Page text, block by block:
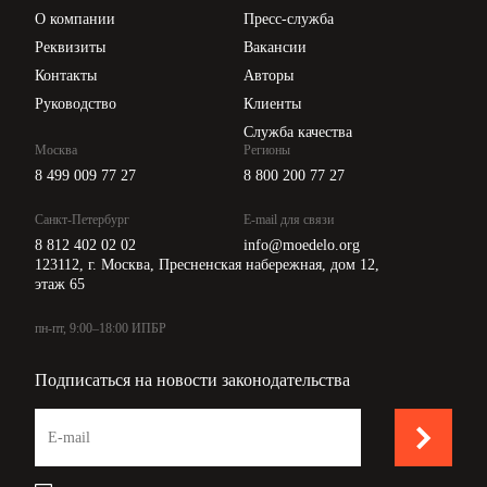
О компании
Реквизиты
Контакты
Руководство
Пресс-служба
Вакансии
Авторы
Клиенты
Служба качества
Москва
8 499 009 77 27
Санкт-Петербург
8 812 402 02 02
Регионы
8 800 200 77 27
E-mail для связи
info@moedelo.org
123112, г. Москва, Пресненская набережная, дом 12,
этаж 65
пн-пт, 9:00–18:00 ИПБР
Подписаться на новости законодательства